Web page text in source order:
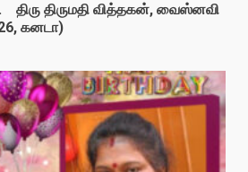
திரு திருமதி வித்தகன், வைஸ்னவி
கனடா)